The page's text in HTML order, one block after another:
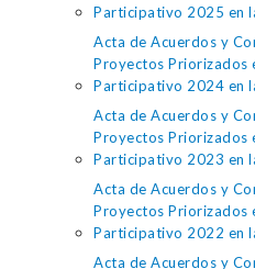
Participativo 2025 en
Acta de Acuerdos y
Proyectos Priorizados
Participativo 2024 en
Acta de Acuerdos y
Proyectos Priorizados
Participativo 2023 en
Acta de Acuerdos y
Proyectos Priorizados
Participativo 2022 en
Acta de Acuerdos y